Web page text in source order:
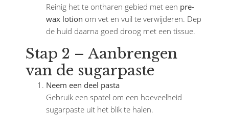
Reinig het te ontharen gebied met een pre-
wax lotion om vet en vuil te verwijderen. Dep
de huid daarna goed droog met een tissue.
Stap 2 – Aanbrengen
van de sugarpaste
Neem een deel pasta
Gebruik een spatel om een hoeveelheid
sugarpaste uit het blik te halen.